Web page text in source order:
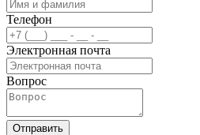
Телефон
Электронная почта
Вопрос
Отправить